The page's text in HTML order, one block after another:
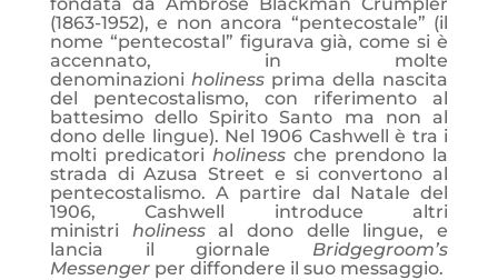
(1863-1952), e non ancora “pentecostale” (il
nome “pentecostal” figurava già, come si è
accennato, in molte
denominazioni holiness prima della nascita
del pentecostalismo, con riferimento al
battesimo dello Spirito Santo ma non al
dono delle lingue). Nel 1906 Cashwell è tra i
molti predicatori holinessche prendono la
strada di Azusa Street e si convertono al
pentecostalismo. A partire dal Natale del
1906, Cashwell introduce altri
ministri holinessal dono delle lingue, e
lancia il giornale Bridgegroom’s
Messengerper diffondere il suo messaggio.